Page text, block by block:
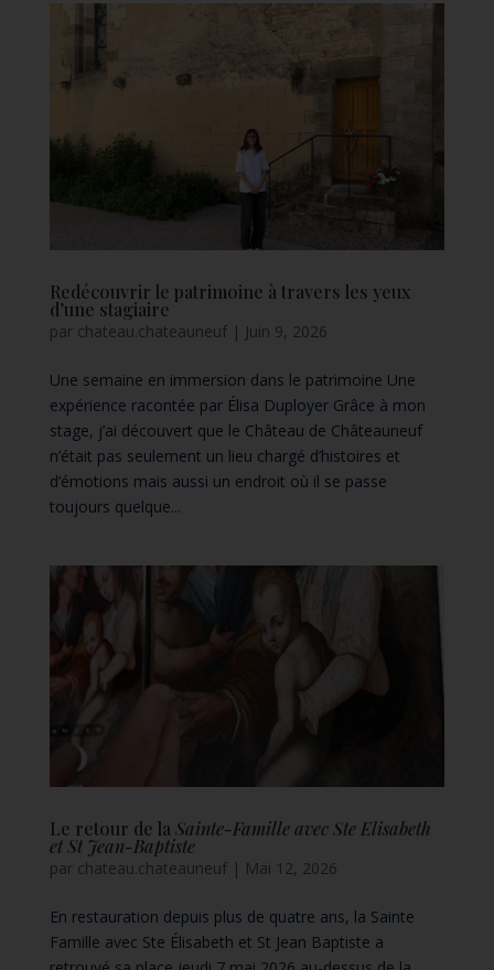
Redécouvrir le patrimoine à travers les yeux
d’une stagiaire
par chateau.chateauneuf| Juin 9, 2026
Une semaine en immersion dans le patrimoine Une
expérience racontée par Élisa Duployer Grâce à mon
stage, j’ai découvert que le Château de Châteauneuf
n’était pas seulement un lieu chargé d’histoires et
d’émotions mais aussi un endroit où il se passe
toujours quelque...
Le retour de la Sainte-Famille avec Ste Elisabeth
et St Jean-Baptiste
par chateau.chateauneuf| Mai 12, 2026
En restauration depuis plus de quatre ans, la Sainte
Famille avec Ste Élisabeth et St Jean Baptiste a